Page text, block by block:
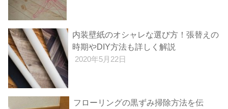
内装壁紙のオシャレな選び方！張替えの
時期やDIY方法も詳しく解説
2020年5月22日
フローリングの黒ずみ掃除方法を伝